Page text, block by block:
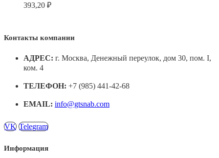
393,20 ₽
Контакты компании
АДРЕС: г. Москва, Денежный переулок, дом 30, пом. I,
ком. 4
ТЕЛЕФОН: +7 (985) 441-42-68
EMAIL: info@gtsnab.com
VK Telegram
Информация